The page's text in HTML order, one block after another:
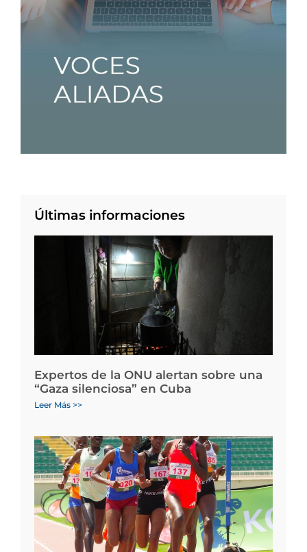
Últimas informaciones
Expertos de la ONU alertan sobre una
“Gaza silenciosa” en Cuba
Leer Más >>